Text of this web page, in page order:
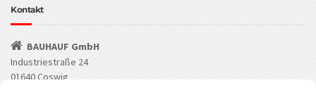
Kontakt
BAUHAUF GmbH
Industriestraße 24
01640 Coswig